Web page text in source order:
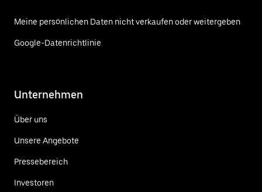
Meine persönlichen Daten nicht verkaufen oder weitergeben
Google-Datenrichtlinie
Unternehmen
Über uns
Unsere Angebote
Pressebereich
Investoren